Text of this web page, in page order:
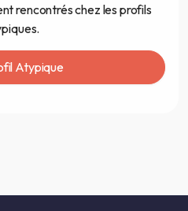
rencontrés chez les profils
Atypique